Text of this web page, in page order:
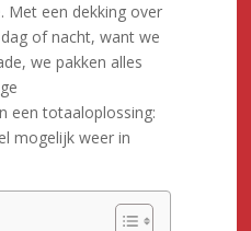
Met een dekking over
of nacht, want we
we pakken alles
een totaaloplossing:
mogelijk weer in